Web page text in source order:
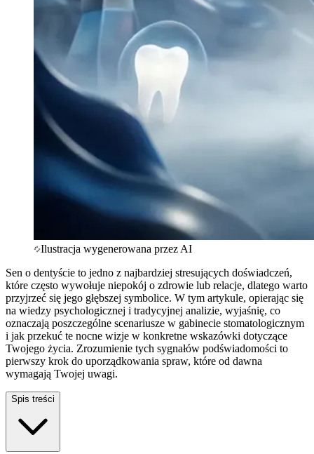
Ilustracja wygenerowana przez AI
Sen o dentyście to jedno z najbardziej stresujących doświadczeń,
które często wywołuje niepokój o zdrowie lub relacje, dlatego warto
przyjrzeć się jego głębszej symbolice. W tym artykule, opierając się
na wiedzy psychologicznej i tradycyjnej analizie, wyjaśnię, co
oznaczają poszczególne scenariusze w gabinecie stomatologicznym
i jak przekuć te nocne wizje w konkretne wskazówki dotyczące
Twojego życia. Zrozumienie tych sygnałów podświadomości to
pierwszy krok do uporządkowania spraw, które od dawna
wymagają Twojej uwagi.
Spis treści